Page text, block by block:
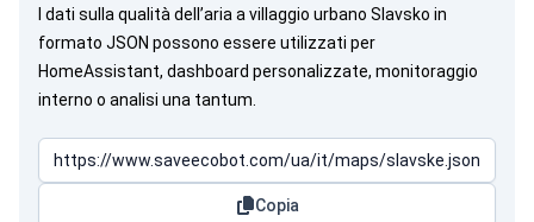
I dati sulla qualità dell’aria a villaggio urbano Slavsko in
formato JSON possono essere utilizzati per
HomeAssistant, dashboard personalizzate, monitoraggio
interno o analisi una tantum.
Copia